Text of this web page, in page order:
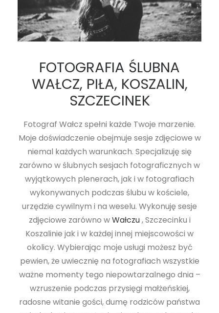
FOTOGRAFIA ŚLUBNA
WAŁCZ, PIŁA, KOSZALIN,
SZCZECINEK
Fotograf Wałcz spełni każde Twoje marzenie.
Moje doświadczenie obejmuje sesje zdjęciowe w
niemal każdych warunkach. Specjalizuję się
zarówno w ślubnych sesjach fotograficznych w
wyjątkowych plenerach, jak i w fotografiach
wykonywanych podczas ślubu w kościele,
urzędzie cywilnym i na weselu. Wykonuję sesje
zdjęciowe zarówno wWałczu, Szczecinku i
Koszalinie jak i w każdej innej miejscowości w
okolicy. Wybierając moje usługi możesz być
pewien, że uwiecznię na fotografiach wszystkie
ważne momenty tego niepowtarzalnego dnia –
wzruszenie podczas przysięgi małżeńskiej,
radosne witanie gości, dumę rodziców państwa